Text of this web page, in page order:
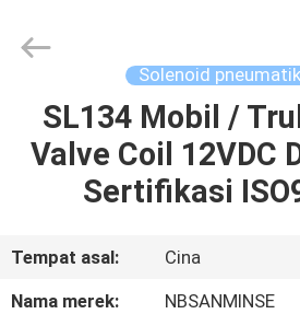
RUMAH
PRODUK
TENTANG
KAMI
Export
Reserved.
Solenoid
SL134 Mobil /
Valve Coil 12VDC
Sertifikasi
Tempat asal:
Cina
Nama merek:
NBSANMINSE